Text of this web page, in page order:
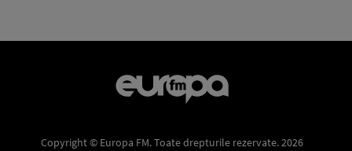
Copyright © Europa FM. Toate drepturile rezervate. 2026